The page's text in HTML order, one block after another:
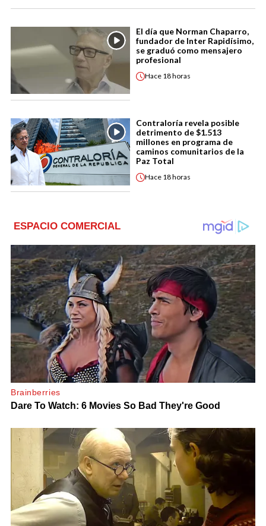
El día que Norman Chaparro,
fundador de Inter Rapidísimo,
se graduó como mensajero
profesional
Hace 18 horas
Contraloría revela posible
detrimento de $1.513
millones en programa de
caminos comunitarios de la
Paz Total
Hace 18 horas